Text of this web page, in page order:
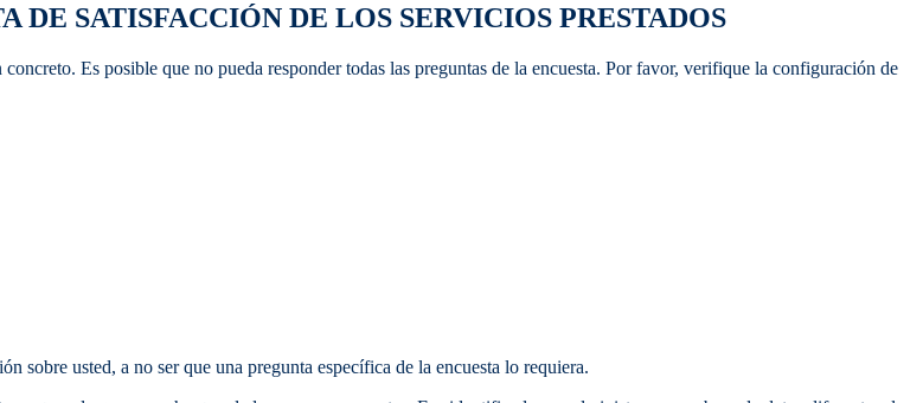
SATISFACCIÓN DE LOS SERVICIOS PRESTADOS
Es posible que no pueda responder todas las preguntas de la encuesta. Por favor, verifique la configuración de
sobre usted, a no ser que una pregunta específica de la encuesta lo requiera.